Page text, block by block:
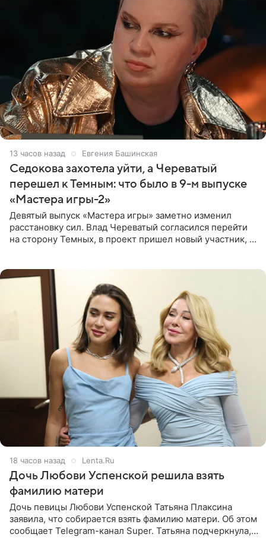
13 часов назад Евгения Башинская
Седокова захотела уйти, а Череватый
перешел к Темным: что было в 9-м выпуске
«Мастера игры-2»
Девятый выпуск «Мастера игры» заметно изменил
расстановку сил. Влад Череватый согласился перейти
на сторону Темных, в проект пришел новый участник, а
18 часов назад Lenta.Ru
Дочь Любови Успенской решила взять
фамилию матери
Дочь певицы Любови Успенской Татьяна Плаксина
заявила, что собирается взять фамилию матери. Об этом
сообщает Telegram-канал Super. Татьяна подчеркнула,